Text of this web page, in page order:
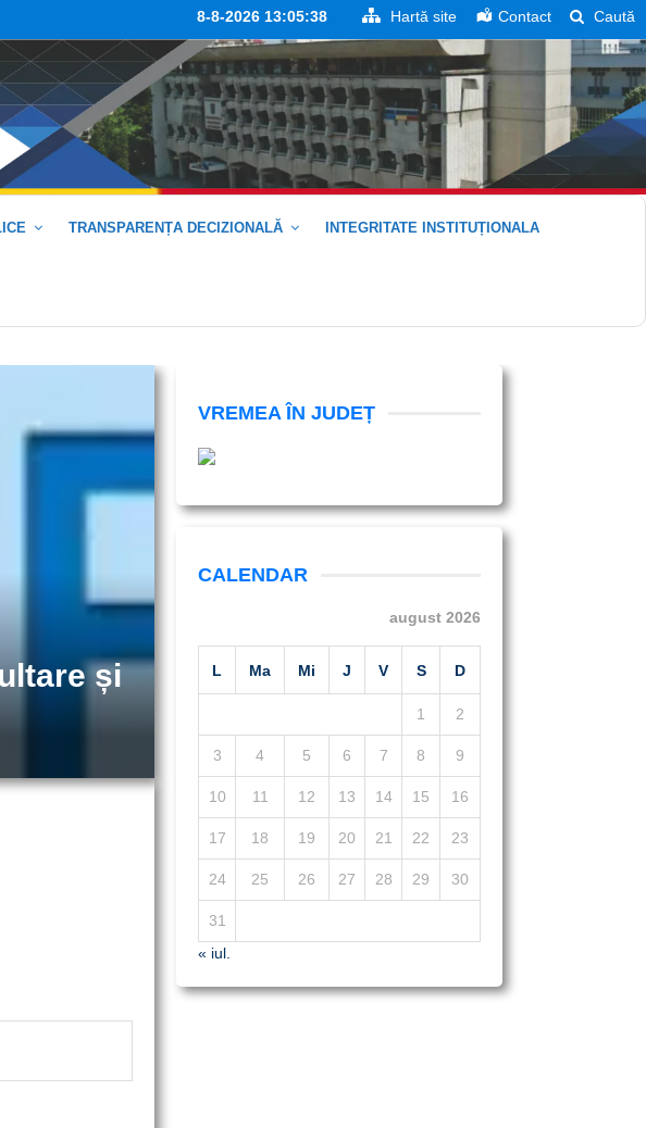
8-8-2026 13:05:39 Hartă site Contact Caută
TRANSPARENȚA DECIZIONALĂ INTEGRITATE INSTITUȚIONALA
și
VREMEA ÎN JUDEȚ
CALENDAR
august 2026
L Ma Mi J V S D
1 2
3 4 5 6 7 8 9
10 11 12 13 14 15 16
17 18 19 20 21 22 23
24 25 26 27 28 29 30
31
« iul.